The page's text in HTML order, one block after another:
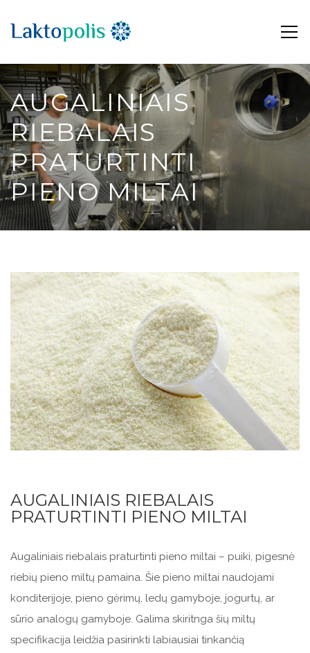
AUGALINIAIS
RIEBALAIS
PRATURTINTI
PIENO MILTAI
AUGALINIAIS RIEBALAIS
PRATURTINTI PIENO MILTAI
Augaliniais riebalais praturtinti pieno miltai – puiki, pigesnė
riebių pieno miltų pamaina. Šie pieno miltai naudojami
konditerijoje, pieno gėrimų, ledų gamyboje, jogurtų, ar
sūrio analogų gamyboje. Galima skiritnga šių miltų
specifikacija leidžia pasirinkti labiausiai tinkančią